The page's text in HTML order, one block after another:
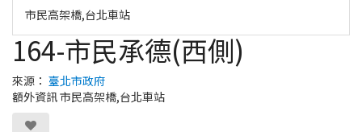
市民高架橋,台北車站
164-市民承德(西側)
來源： 臺北市政府
額外資訊 市民高架橋,台北車站